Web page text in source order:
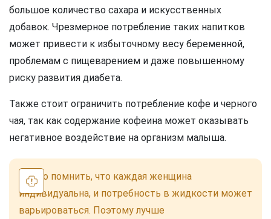
большое количество сахара и искусственных
добавок. Чрезмерное потребление таких напитков
может привести к избыточному весу беременной,
проблемам с пищеварением и даже повышенному
риску развития диабета.
Также стоит ограничить потребление кофе и черного
чая, так как содержание кофеина может оказывать
негативное воздействие на организм малыша.
Важно помнить, что каждая женщина
индивидуальна, и потребность в жидкости может
варьироваться. Поэтому лучше